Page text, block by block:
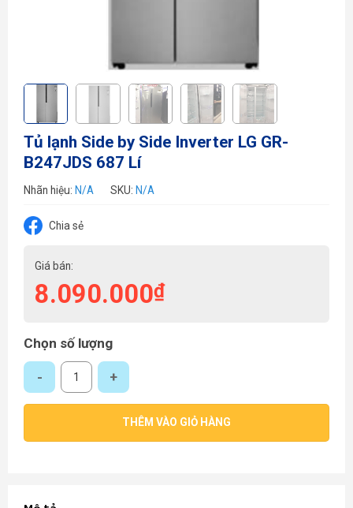
Tủ lạnh Side by Side Inverter LG GR-
B247JDS 687 Lí
Nhãn hiệu: N/A SKU: N/A
Chia sẻ
Giá bán:
8.090.000₫
Chọn số lượng
Tủ lạnh Side by Side Inverter LG GR-B247JDS 687 Lí số lượng
THÊM VÀO GIỎ HÀNG